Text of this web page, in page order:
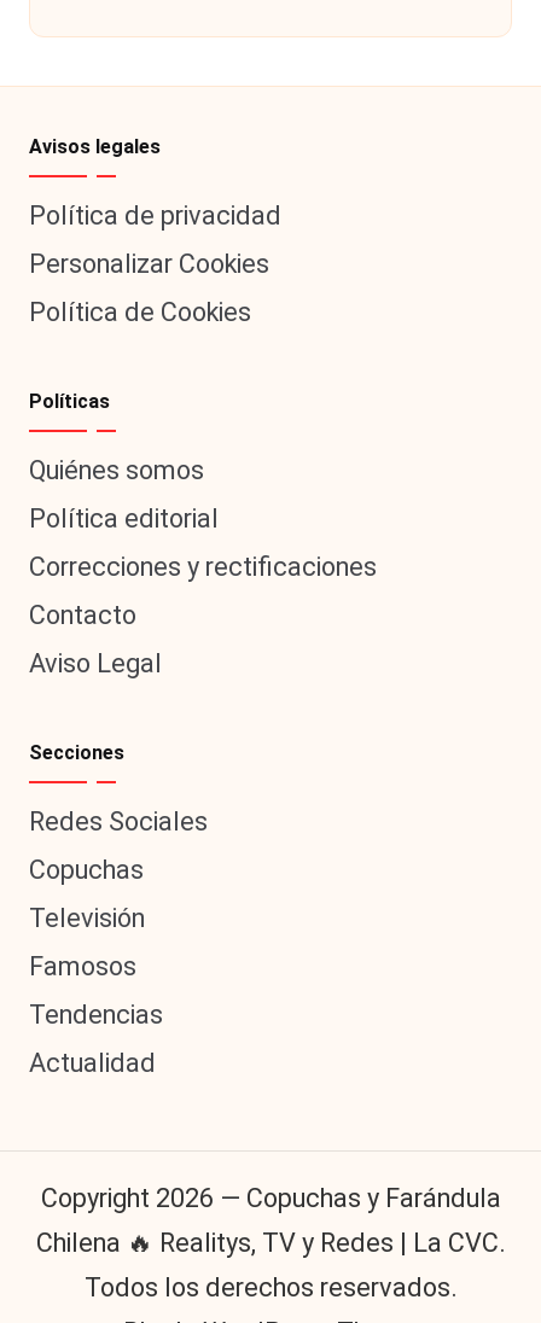
Avisos legales
Política de privacidad
Personalizar Cookies
Política de Cookies
Políticas
Quiénes somos
Política editorial
Correcciones y rectificaciones
Contacto
Aviso Legal
Secciones
Redes Sociales
Copuchas
Televisión
Famosos
Tendencias
Actualidad
Copyright 2026 — Copuchas y Farándula
Chilena 🔥 Realitys, TV y Redes | La CVC.
Todos los derechos reservados.